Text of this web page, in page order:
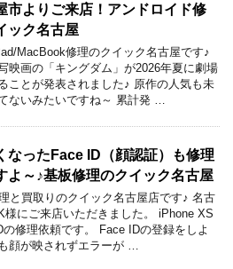
市よりご来店！アンドロイド修
ック名古屋
MacBook修理のクイック名古屋です♪
映画の「キングダム」が2026年夏に劇場
ことが発表されました♪ 原作の人気も未
ないみたいですね～ 累計発 …
なったFace ID（顔認証）も修理
よ～♪基板修理のクイック名古屋
と買取りのクイック名古屋店です♪ 名古
様にご来店いただきました。 iPhone XS
修理依頼です。 Face IDの登録をしよ
顔が映されずエラーが …